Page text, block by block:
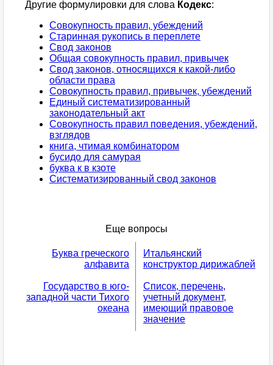
Другие формулировки для слова Кодекс:
Совокупность правил, убеждений
Старинная рукопись в переплете
Свод законов
Общая совокупность правил, привычек
Свод законов, относящихся к какой-либо
области права
Совокупность правил, привычек, убеждений
Единый систематизированный
законодательный акт
Совокупность правил поведения, убеждений,
взглядов
книга, чтимая комбинатором
бусидо для самурая
буква к в кзоте
Систематизиpованный свод законов
Еще вопросы
Буква греческого
алфавита
Государство в юго-
западной части Тихого
океана
Итальянский
конструктор дирижаблей
Список, перечень,
учетный документ,
имеющий правовое
значение